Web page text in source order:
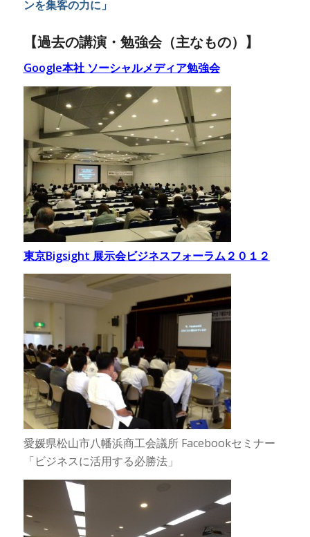
ンを集客の力に」
【過去の講演・勉強会（主なもの）】
Google本社 ソーシャルメディア勉強会
東京Bigsight 展示会ビジネスフォーラム２０１２
愛媛県松山市八幡浜商工会議所 Facebookセミナー
「ビジネスに活用する必勝法」